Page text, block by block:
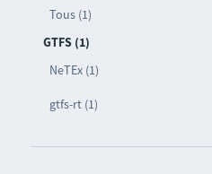
Tous (1)
GTFS (1)
NeTEx (1)
gtfs-rt (1)